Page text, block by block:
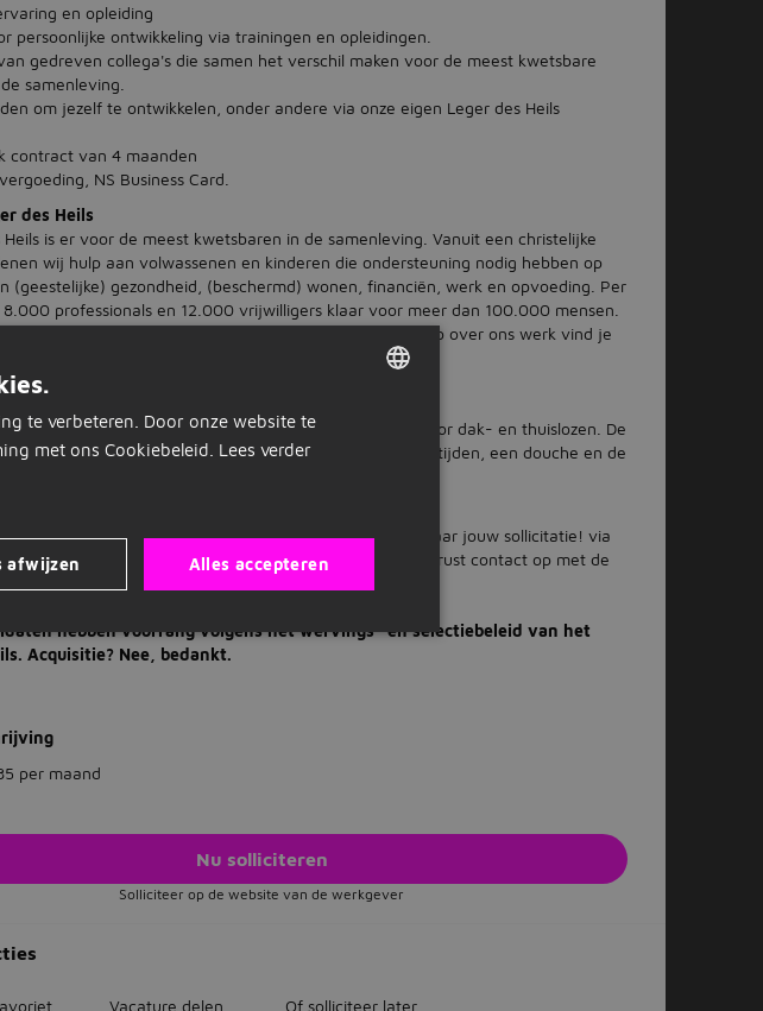
en opleiding
persoonlijke ontwikkeling via trainingen en opleidingen.
gedreven collega's die samen het verschil maken voor de meest kwetsbare
samenleving.
om jezelf te ontwikkelen, onder andere via onze eigen Leger des Heils
contract van 4 maanden
NS Business Card.
des Heils
Heils is er voor de meest kwetsbaren in de samenleving. Vanuit een christelijke
wij hulp aan volwassenen en kinderen die ondersteuning nodig hebben op
(geestelijke) gezondheid, (beschermd) wonen, financiën, werk en opvoeding. Per
professionals en 12.000 vrijwilligers klaar voor meer dan 100.000 mensen.
om een beeld te krijgen van onze drijfveren. Meer info over ons werk vind je
opent de Winteropvang in Amsterdam haar deuren voor dak- en thuislozen. De
open en biedt niet alleen een warm bed, maar ook maaltijden, een douche en de
Medewerker Winteropvang aan de slag? We kijken uit naar jouw sollicitatie! via
direct'. Wil je eerst meer informatie? Neem dan gerust contact op met de
hebben voorrang volgens het wervings- en selectiebeleid van het
Acquisitie? Nee, bedankt.
per maand
Nu solliciteren
Solliciteer op de website van de werkgever
Vacature delen Of solliciteer later
te verbeteren. Door onze website te
met ons Cookiebeleid. Lees verder
Alles accepteren
afwijzen